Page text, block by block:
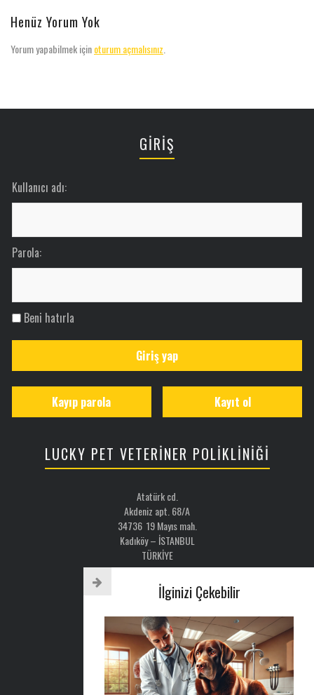
Henüz Yorum Yok
Yorum yapabilmek içinoturum açmalısınız
İlginizi Çekebilir
GİRİŞ
Kullanıcı adı:
Parola:
Beni hatırla
Giriş yap
Kayıt ol
Kayıp parola
LUCKY PET VETERİNER POLİKLİNİĞİ
Atatürk cd.
Akdeniz apt. 68/A
34736 19 Mayıs mah.
Kadıköy – İSTANBUL
TÜRKİYE
Email: luckypet@luckypet.com.tr
www.luckypet.com.tr
Tel : 0216 386 77 52
AYLIK BÜLTEN